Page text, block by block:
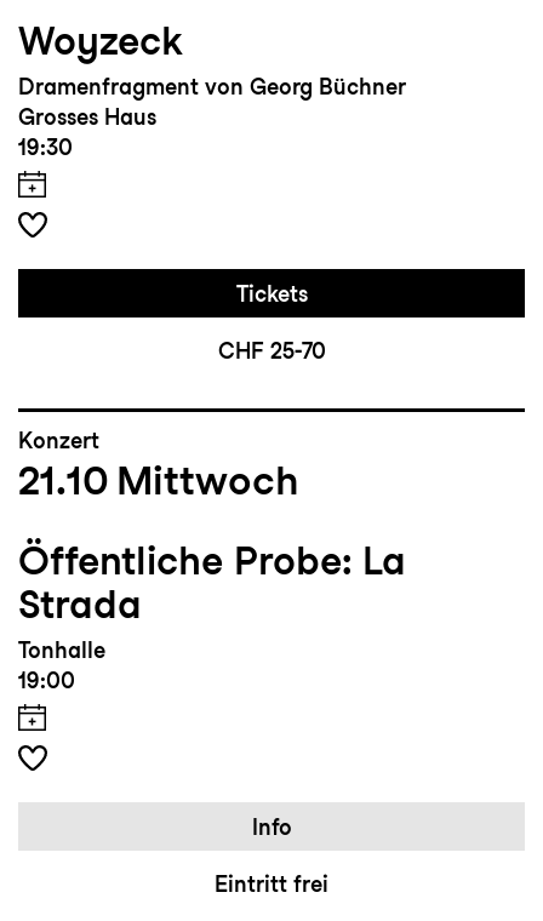
Woyzeck
Dramenfragment von Georg Büchner
Grosses Haus
19:30
Tickets
CHF 25-70
Konzert
21.10 Mittwoch
Öffentliche Probe: La
Strada
Tonhalle
19:00
Info
Eintritt frei